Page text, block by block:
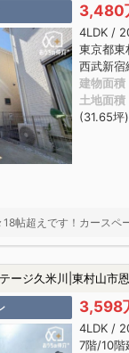
3,480
4LDK /
東京都東
西武新
建物面積
土地面積
(31.65坪)
帖超えです！カースペ
ジ久米川|東村山市恩多
3,598
4LDK /
7階/10階